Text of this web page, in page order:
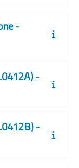
-
-
-